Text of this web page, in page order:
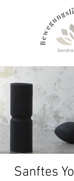
Sanftes